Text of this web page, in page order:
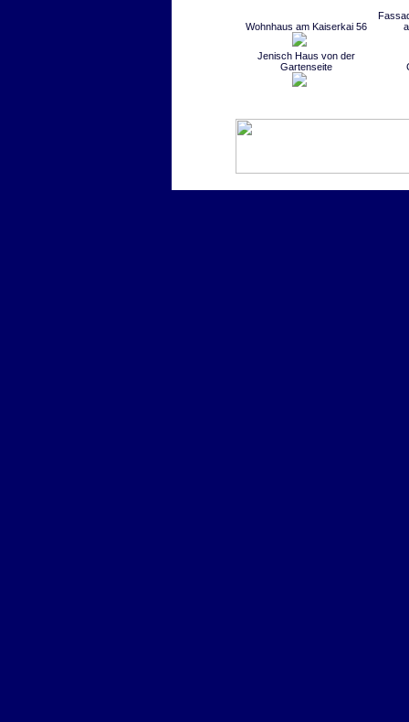
Wohnhaus am Kaiserkai 56
Jenisch Haus von der
Gartenseite